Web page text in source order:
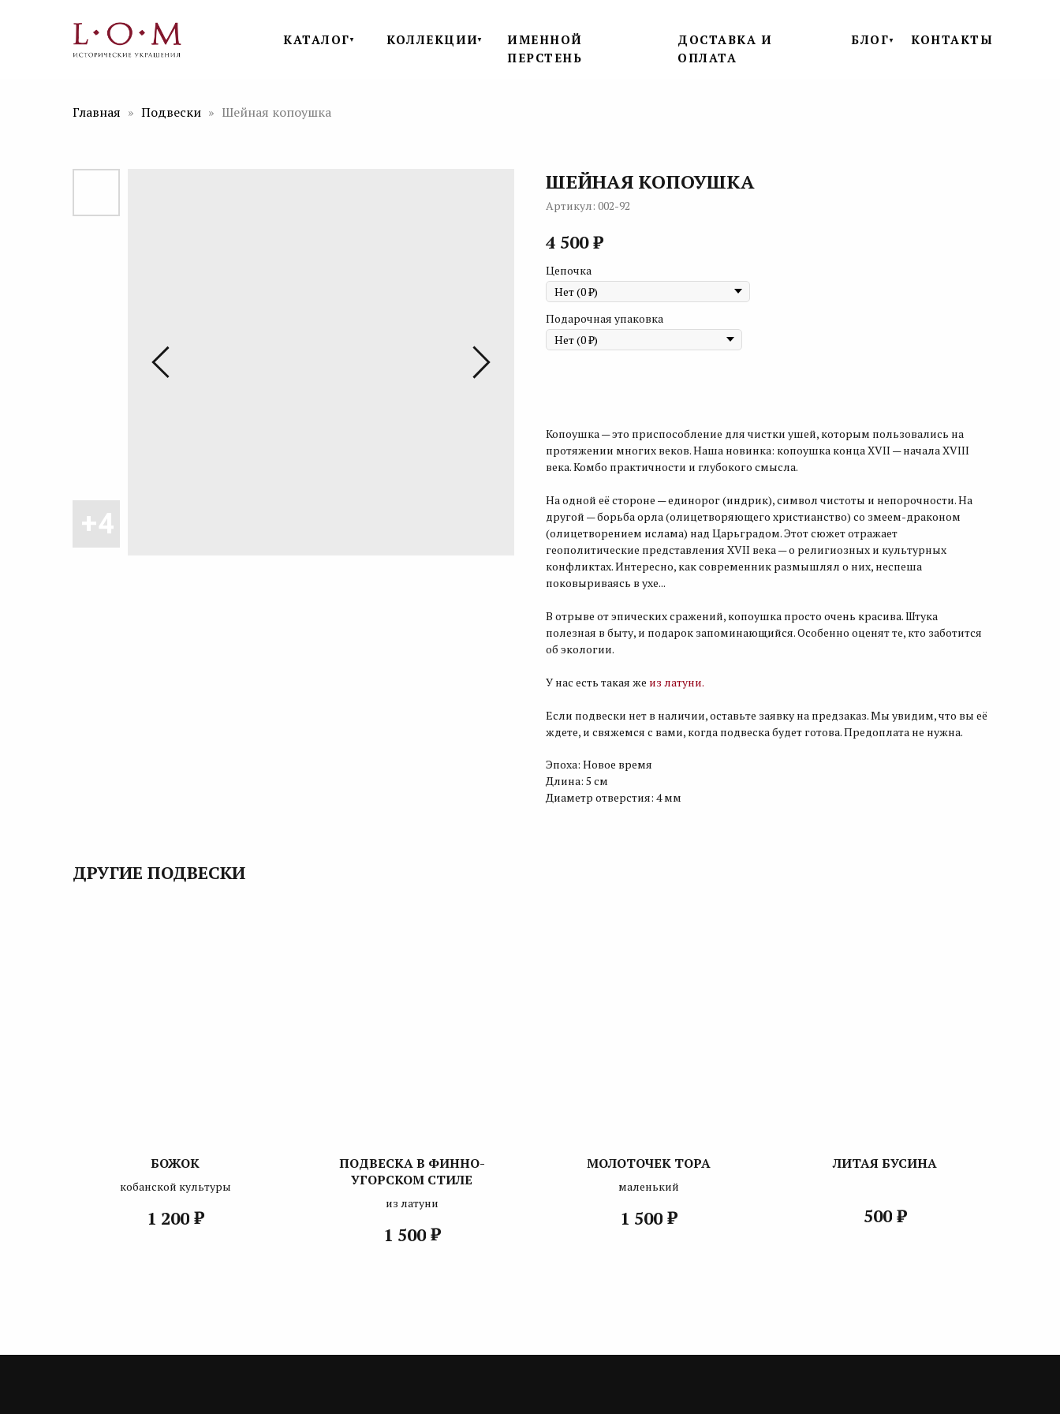
БЛОГ
ДОСТАВКА И
ОПЛАТА
КОНТАКТЫ
КАТАЛОГ▼ ▼
КОЛЛЕКЦИИ▼
ИМЕННОЙ
ПЕРСТЕНЬ
Главная Подвески Шейная копоушка
ШЕЙНАЯ КОПОУШКА
Артикул: 002-92
4 500 ₽
Цепочка
Подарочная упаковка
Копоушка — это приспособление для чистки ушей, которым пользовались на
протяжении многих веков. Наша новинка: копоушка конца XVII — начала XVIII
века. Комбо практичности и глубокого смысла.
На одной её стороне — единорог (индрик), символ чистоты и непорочности. На
другой — борьба орла (олицетворяющего христианство) со змеем-драконом
(олицетворением ислама) над Царьградом. Этот сюжет отражает
геополитические представления XVII века — о религиозных и культурных
конфликтах. Интересно, как современник размышлял о них, неспеша
поковыриваясь в ухе...
В отрыве от эпических сражений, копоушка просто очень красива. Штука
полезная в быту, и подарок запоминающийся. Особенно оценят те, кто заботится
об экологии.
У нас есть такая же из латуни.
Если подвески нет в наличии, оставьте заявку на предзаказ. Мы увидим, что вы её
ждете, и свяжемся с вами, когда подвеска будет готова. Предоплата не нужна.
Эпоха: Новое время
Длина: 5 см
Диаметр отверстия: 4 мм
ДРУГИЕ ПОДВЕСКИ
БОЖОК
кобанской культуры
1 200 ₽
ПОДВЕСКА В ФИННО-
УГОРСКОМ СТИЛЕ
из латуни
1 500 ₽
МОЛОТОЧЕК ТОРА
маленький
1 500 ₽
ЛИТАЯ БУСИНА
500 ₽